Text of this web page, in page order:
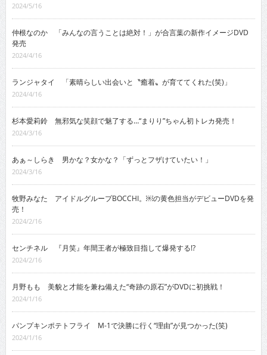
2024/5/16
仲根なのか 「みんなの言うことは絶対！」が合言葉の新作イメージDVD
発売
2024/4/16
ランジャタイ 「素晴らしい出会いと〝癒着〟が育ててくれた(笑)」
2024/4/16
杉本愛莉鈴 無邪気な笑顔で魅了する…“まりり”ちゃん初トレカ発売！
2024/3/16
あぁ～しらき 男かな？女かな？「ずっとフザけていたい！」
2024/3/16
牧野みなた アイドルグループBOCCHI。￼の黄色担当がデビューDVDを発
売！
2024/2/16
センチネル 『月笑』年間王者が極致目指して爆発する!?
2024/2/16
月野もも 美貌と才能を兼ね備えた“奇跡の原石”がDVDに初挑戦！
2024/1/16
パンプキンポテトフライ M-1で決勝に行く“理由”が見つかった(笑)
2024/1/16